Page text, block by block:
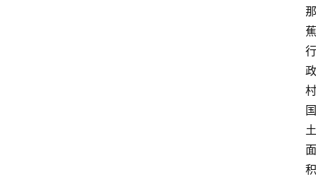
那
蕉
行
政
村
国
土
面
积